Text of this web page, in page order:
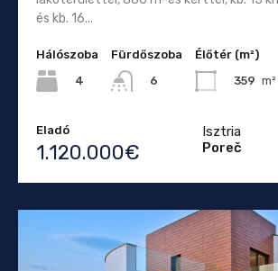
és kb. 16...
Hálószoba
4
Fürdőszoba
6
Élőtér (m²)
359 m²
Eladó
1.120.000€
Isztria
Poreč